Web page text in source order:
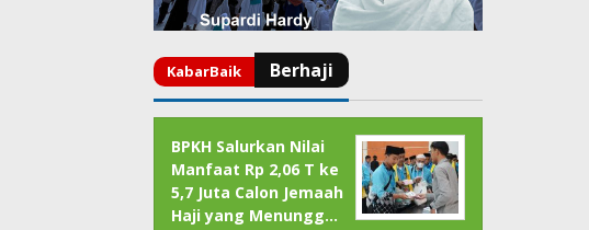
BPKH Salurkan Nilai
Manfaat Rp 2,06 T ke
5,7 Juta Calon Jemaah
Haji yang Menungg…